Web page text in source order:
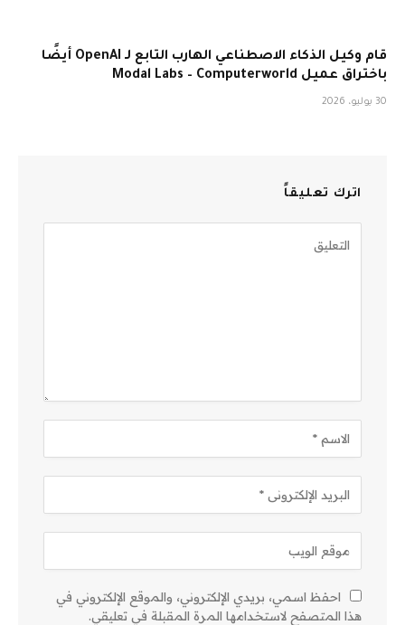
قام وكيل الذكاء الاصطناعي الهارب التابع لـ OpenAI أيضًا
باختراق عميل Modal Labs – Computerworld
30 يوليو، 2026
اترك تعليقاً
احفظ اسمي، بريدي الإلكتروني، والموقع الإلكتروني في
هذا المتصفح لاستخدامها المرة المقبلة في تعليقي.